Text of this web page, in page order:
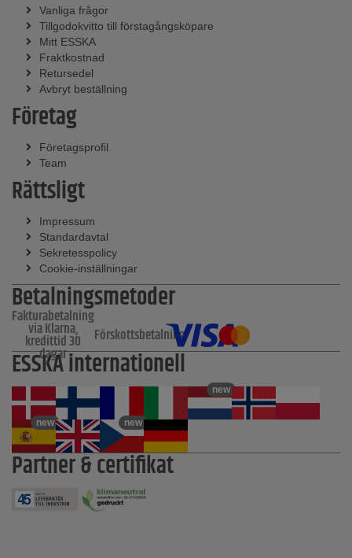
Vanliga frågor
Tillgodokvitto till förstagångsköpare
Mitt ESSKA
Fraktkostnad
Retursedel
Avbryt beställning
Företag
Företagsprofil
Team
Rättsligt
Impressum
Standardavtal
Sekretesspolicy
Cookie-inställningar
Betalningsmetoder
Fakturabetalning
via Klarna,
kredittid 30
dagar
Förskottsbetalning
ESSKA internationell
new
new new
Partner & certifikat